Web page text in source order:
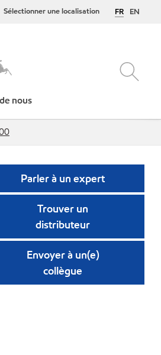
FR EN
Sélectionner une localisation
nous
Parler à un expert
Trouver un
distributeur
Envoyer à un(e)
collègue